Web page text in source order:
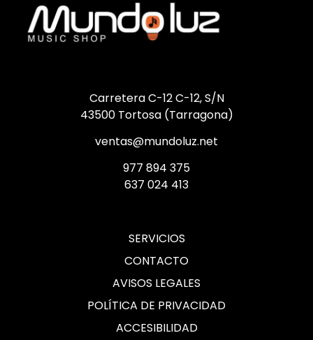
Carretera C-12 C-12, S/N
43500 Tortosa (Tarragona)
ventas@mundoluz.net
977 894 375
637 024 413
SERVICIOS
CONTACTO
AVISOS LEGALES
POLÍTICA DE PRIVACIDAD
ACCESIBILIDAD